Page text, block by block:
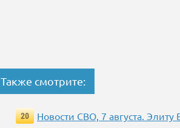
Также смотрите:
20 Новости СВО, 7 августа.